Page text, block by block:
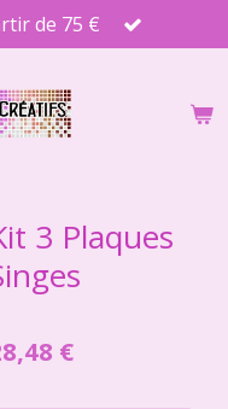
de 75 €
3 Plaques
€